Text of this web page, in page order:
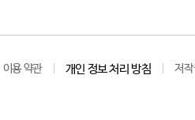
이용 약관 개인 정보 처리 방침 저